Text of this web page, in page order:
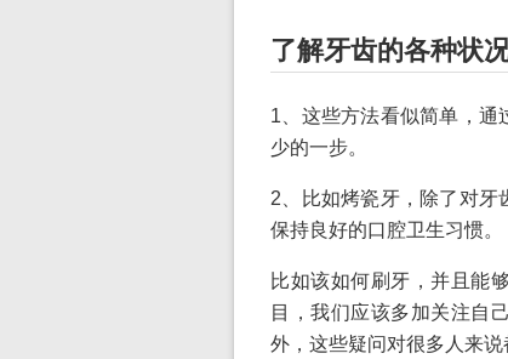
了解牙齿的各种状
1、这些方法看似简单，通
少的一步。
2、比如烤瓷牙，除了对牙
保持良好的口腔卫生习惯。
比如该如何刷牙，并且能
目，我们应该多加关注自
外，这些疑问对很多人来说